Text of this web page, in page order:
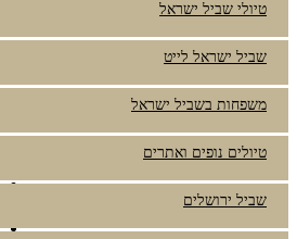
טיולי שביל ישראל
שביל ישראל לייט
משפחות בשביל ישראל
טיולים נופים ואתרים
שביל ירושלים